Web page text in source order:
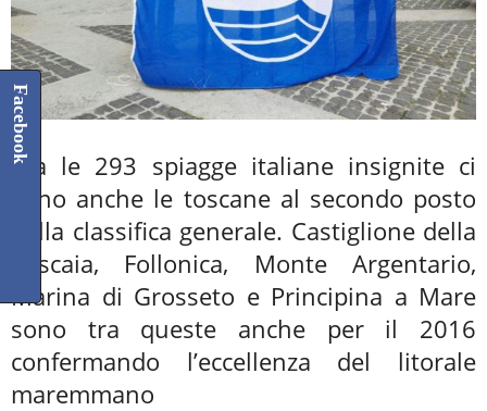
Tra le 293 spiagge italiane insignite ci
sono anche le toscane al secondo posto
della classifica generale. Castiglione della
Pescaia, Follonica, Monte Argentario,
Marina di Grosseto e Principina a Mare
sono tra queste anche per il 2016
confermando l’eccellenza del litorale
maremmano
Facebook